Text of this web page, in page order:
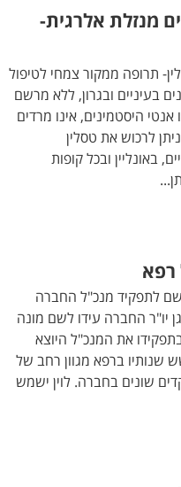
מנזלת אלרגית-
תרופה ממקור צמחי לטיפול
בעיניים ובגרון, ללא מרשם
היסטמינים, אינו מרדים
מגיל 12 שנים. ניתן לרכוש את טסלין
באונליין ובכל קופות
רפא
לשם לתפקיד מנכ"ל החברה
יו"ר החברה עידו לשם מונה
את המנכ"ל היוצא
שנותיו ברפא מגוון רחב של
שונים בחברה. לוין ישמש